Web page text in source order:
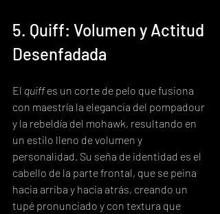
5. Quiff: Volumen y Actitud
Desenfadada
El quiff es un corte de pelo que fusiona
con maestría la elegancia del pompadour
y la rebeldía del mohawk, resultando en
un estilo lleno de volumen y
personalidad. Su seña de identidad es el
cabello de la parte frontal, que se peina
hacia arriba y hacia atrás, creando un
tupé pronunciado y con textura que